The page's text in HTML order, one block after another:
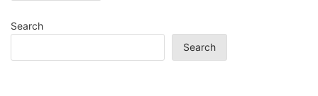
Search
Search